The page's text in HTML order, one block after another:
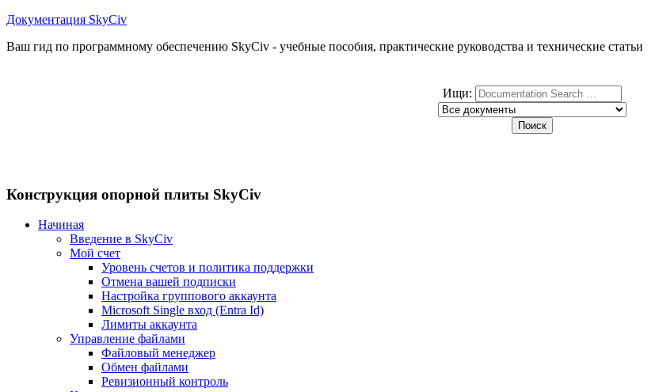
Документация SkyCiv
Ваш гид по программному обеспечению SkyCiv - учебные пособия, практические руководства и технические статьи
Ищи:
Конструкция опорной плиты SkyCiv
Начиная
Введение в SkyCiv
Мой счет
Уровень счетов и политика поддержки
Отмена вашей подписки
Настройка группового аккаунта
Microsoft Single вход (Entra Id)
Лимиты аккаунта
Управление файлами
Файловый менеджер
Обмен файлами
Ревизионный контроль